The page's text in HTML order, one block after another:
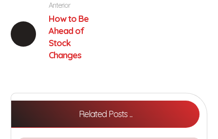
Anterior
How to Be
Ahead of
Stock
Changes
Related Posts ...